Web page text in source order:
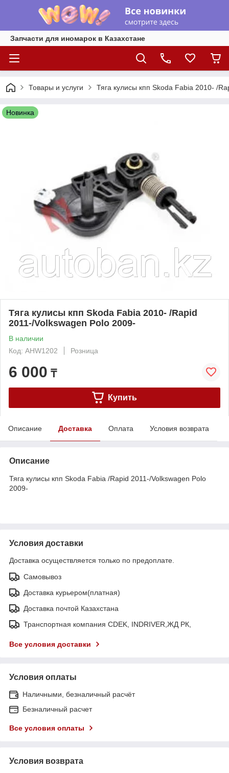
Запчасти для иномарок в Казахстане
Товары и услуги Тяга кулисы кпп Skoda Fabia 2010- /
Новинка
Тяга кулисы кпп Skoda Fabia 2010- /Rapid
2011-/Volkswagen Polo 2009-
В наличии
Код: AHW1202
Розница
6 000 ₸
Купить
Описание Доставка Оплата Условия возврата
Описание
Тяга кулисы кпп Skoda Fabia /Rapid 2011-/Volkswagen Polo
2009-
Условия доставки
Доставка осуществляется только по предоплате.
Самовывоз
Доставка курьером(платная)
Доставка почтой Казахстана
Транспортная компания CDEK, INDRIVER,ЖД РК,
Все условия доставки
Условия оплаты
Наличными, безналичный расчёт
Безналичный расчет
Все условия оплаты
Условия возврата